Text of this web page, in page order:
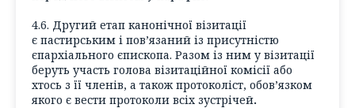
4.6. Другий етап канонічної візитації
є пастирським і пов’язаний із присутністю
єпархіального єпископа. Разом із ним у візитації
беруть участь голова візитаційної комісії або
хтось з її членів, а також протоколіст, обов’язком
якого є вести протоколи всіх зустрічей.